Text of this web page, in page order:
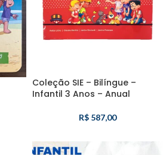
Coleção SIE – Bilíngue –
Infantil 3 Anos – Anual
R$ 587,00